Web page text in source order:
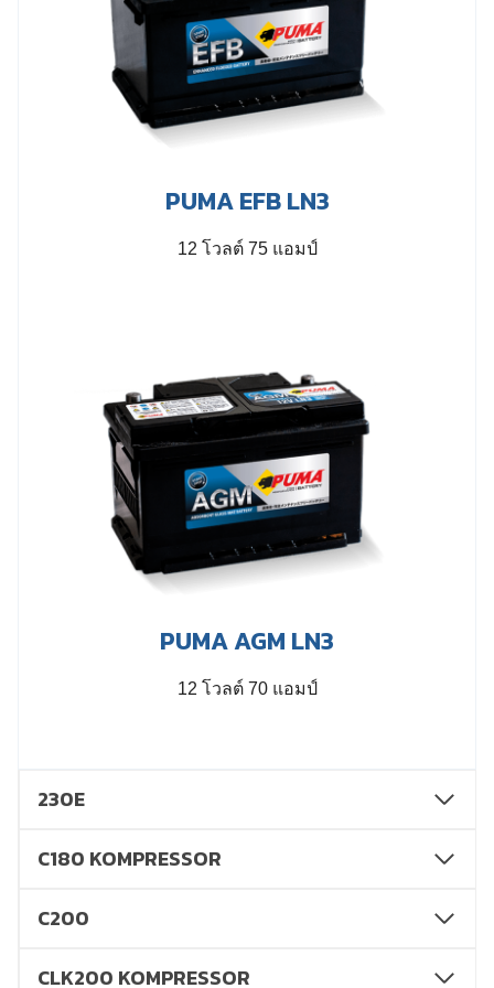
PUMA EFB LN3
12 โวลต์ 75 แอมป์
PUMA AGM LN3
12 โวลต์ 70 แอมป์
230E
C180 KOMPRESSOR
C200
CLK200 KOMPRESSOR